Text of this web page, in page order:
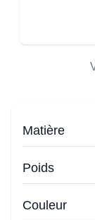
Matière
Poids
Couleur